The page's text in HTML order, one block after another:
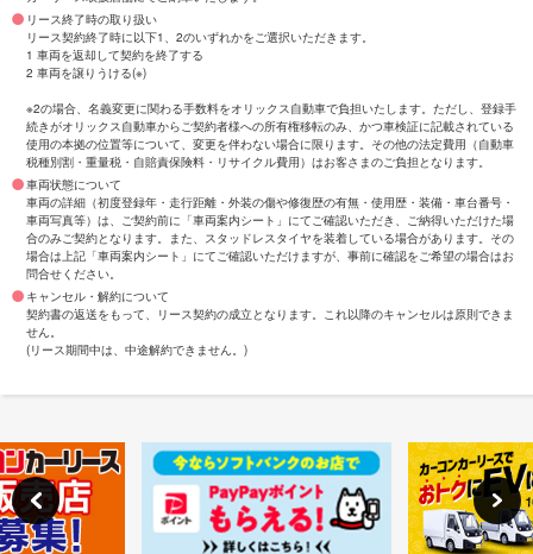
リース終了時の取り扱い
リース契約終了時に以下1、2のいずれかをご選択いただきます。
1 車両を返却して契約を終了する
2 車両を譲りうける(※)
※2の場合、名義変更に関わる手数料をオリックス自動車で負担いたします。ただし、登録手
続きがオリックス自動車からご契約者様への所有権移転のみ、かつ車検証に記載されている
使用の本拠の位置等について、変更を伴わない場合に限ります。その他の法定費用（自動車
税種別割・重量税・自賠責保険料・リサイクル費用）はお客さまのご負担となります。
車両状態について
車両の詳細（初度登録年・走行距離・外装の傷や修復歴の有無・使用歴・装備・車台番号・
車両写真等）は、ご契約前に「車両案内シート」にてご確認いただき、ご納得いただけた場
合のみご契約となります。また、スタッドレスタイヤを装着している場合があります。その
場合は上記「車両案内シート」にてご確認いただけますが、事前に確認をご希望の場合はお
問合せください。
キャンセル・解約について
契約書の返送をもって、リース契約の成立となります。これ以降のキャンセルは原則できま
せん。
(リース期間中は、中途解約できません。)